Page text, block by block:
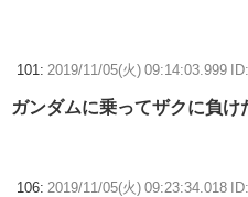
101: 2019/11/05(火) 09:14:03.999
ガンダムに乗ってザクに負け
106: 2019/11/05(火) 09:23:34.018